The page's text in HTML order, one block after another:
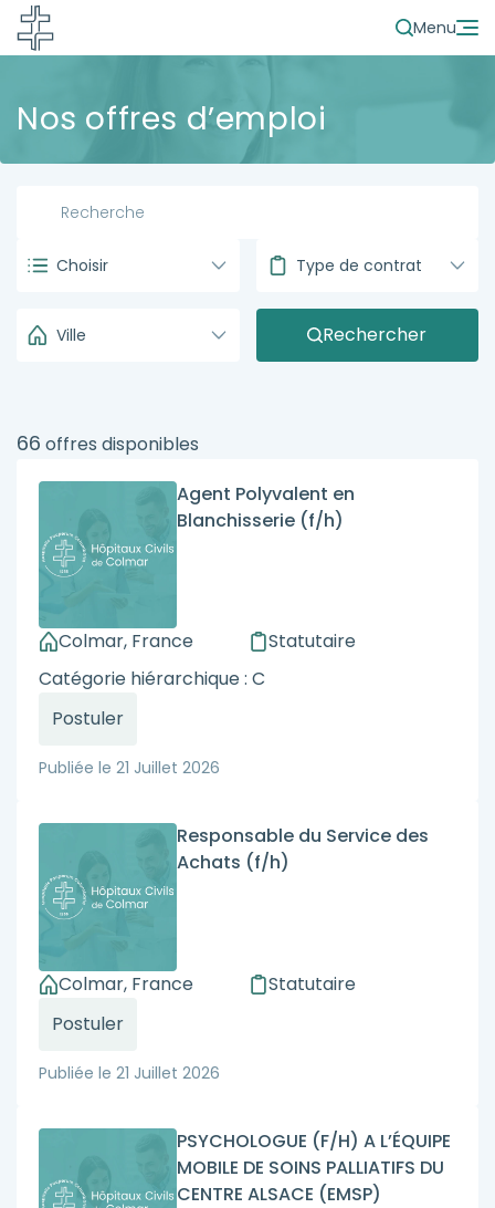
Menu
Nos offres d’emploi
Choisir Type de contrat
Ville Rechercher
66 offres disponibles
Agent Polyvalent en
Blanchisserie (f/h)
Colmar, France
Statutaire
Catégorie hiérarchique : C
Postuler
Publiée le 21 Juillet 2026
Responsable du Service des
Achats (f/h)
Colmar, France
Statutaire
Postuler
Publiée le 21 Juillet 2026
PSYCHOLOGUE (F/H) A L’ÉQUIPE
MOBILE DE SOINS PALLIATIFS DU
CENTRE ALSACE (EMSP)